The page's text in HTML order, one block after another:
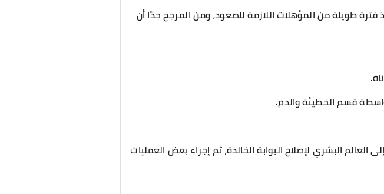
طويلة من المؤهلات اللازمة للصعود، ومن المرجح جدًا أن
قسم الخطيئة والدم.
البشري لإصلاح البوابة الخالدة، ثم إجراء بعض العمليات